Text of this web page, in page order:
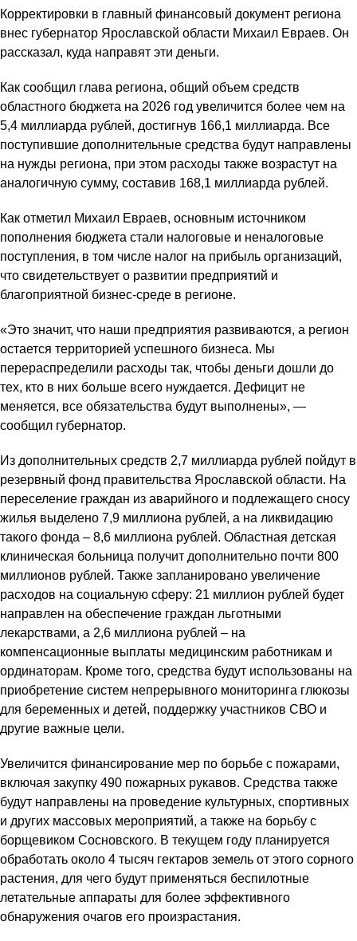
Корректировки в главный финансовый документ региона
внес губернатор Ярославской области Михаил Евраев. Он
рассказал, куда направят эти деньги.
Как сообщил глава региона, общий объем средств
областного бюджета на 2026 год увеличится более чем на
5,4 миллиарда рублей, достигнув 166,1 миллиарда. Все
поступившие дополнительные средства будут направлены
на нужды региона, при этом расходы также возрастут на
аналогичную сумму, составив 168,1 миллиарда рублей.
Как отметил Михаил Евраев, основным источником
пополнения бюджета стали налоговые и неналоговые
поступления, в том числе налог на прибыль организаций,
что свидетельствует о развитии предприятий и
благоприятной бизнес-среде в регионе.
«Это значит, что наши предприятия развиваются, а регион
остается территорией успешного бизнеса. Мы
перераспределили расходы так, чтобы деньги дошли до
тех, кто в них больше всего нуждается. Дефицит не
меняется, все обязательства будут выполнены», —
сообщил губернатор.
Из дополнительных средств 2,7 миллиарда рублей пойдут в
резервный фонд правительства Ярославской области. На
переселение граждан из аварийного и подлежащего сносу
жилья выделено 7,9 миллиона рублей, а на ликвидацию
такого фонда – 8,6 миллиона рублей. Областная детская
клиническая больница получит дополнительно почти 800
миллионов рублей. Также запланировано увеличение
расходов на социальную сферу: 21 миллион рублей будет
направлен на обеспечение граждан льготными
лекарствами, а 2,6 миллиона рублей – на
компенсационные выплаты медицинским работникам и
ординаторам. Кроме того, средства будут использованы на
приобретение систем непрерывного мониторинга глюкозы
для беременных и детей, поддержку участников СВО и
другие важные цели.
Увеличится финансирование мер по борьбе с пожарами,
включая закупку 490 пожарных рукавов. Средства также
будут направлены на проведение культурных, спортивных
и других массовых мероприятий, а также на борьбу с
борщевиком Сосновского. В текущем году планируется
обработать около 4 тысяч гектаров земель от этого сорного
растения, для чего будут применяться беспилотные
летательные аппараты для более эффективного
обнаружения очагов его произрастания.